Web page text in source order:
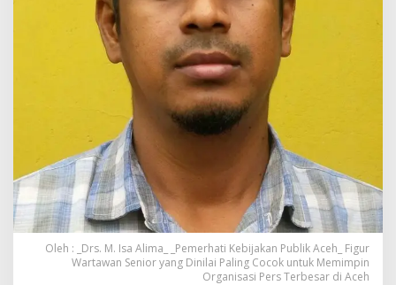
r
f
e
s
i
o
n
a
l
Y
Oleh : _Drs. M. Isa Alima_ _Pemerhati Kebijakan Publik Aceh_ Figur
Wartawan Senior yang Dinilai Paling Cocok untuk Memimpin
Organisasi Pers Terbesar di Aceh